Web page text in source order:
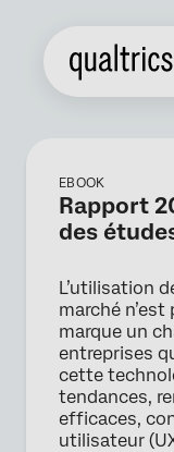
EBOOK
Rapport
des
L’utilisation
marché
marque un
entreprises
cette
tendances,
efficaces,
utilisateur